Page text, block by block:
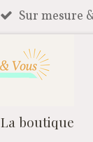
Sur mesure
La boutique